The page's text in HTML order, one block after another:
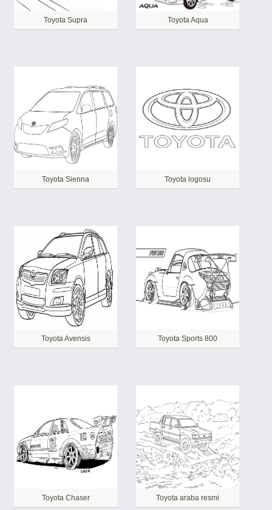
Toyota Supra Toyota Aqua
Toyota Sienna Toyota logosu
Toyota Avensis Toyota Sports 800
Toyota Chaser Toyota araba resmi